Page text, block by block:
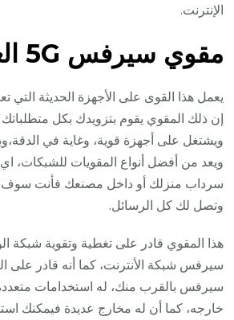
الإنترنت.
مقوي سيرفس 5G
إن ذلك المقوي يقوم بتزويدك بكل
ويشتغل على أجهزة قوية، وغاية في
ويعد من أفضل أنواع المقويات للشبكات،
سرداب منزلك أو داخل مصنعك فأنت سوف
وتصل لك كل الرسائل.
هذا المقوي قادر على تغطية وتقوية شبكة
سيرفس شبكة الأنترنت، كما أنه قادر على
سيرفس بالقرب منك، له استخدامات
خارجه، كما أن له مخارج عديدة فيمكنك